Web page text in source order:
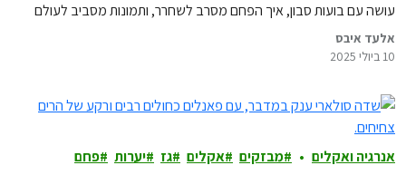
עושה עם בועות סבון, איך הפחם מסרב לשחרר, ותמונות מסביב לעולם
אלעד איבס
10 ביולי 2025
אנרגיה ואקלים מבזקים אקלים גז יערות פחם